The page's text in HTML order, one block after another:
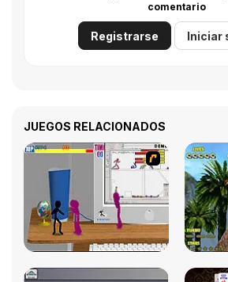
comentario
Registrarse Iniciar
JUEGOS RELACIONADOS